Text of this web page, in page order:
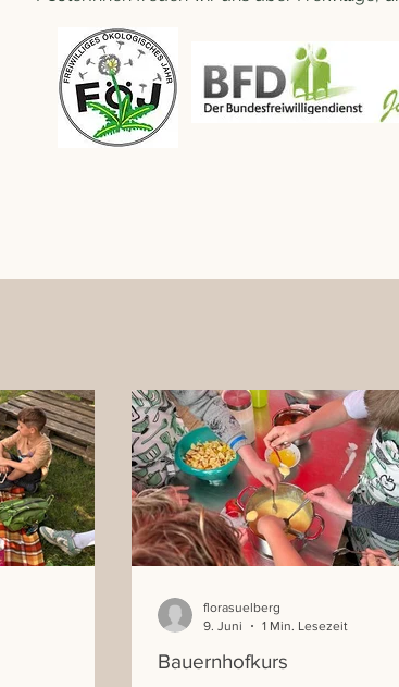
Bauernhofkurs
florasuelberg
9. Juni
1 Min. Lesezeit